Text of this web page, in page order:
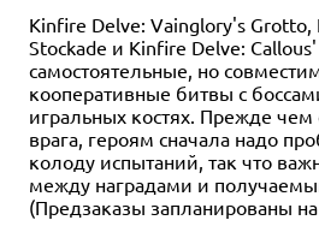
Kinfire Delve: Vainglory's Grotto,
Stockade и Kinfire Delve: Callous'
самостоятельные, но
кооперативные битвы с
игральных костях. Прежде чем
врага, героям сначала надо
колоду испытаний, так что
между наградами и
(Предзаказы запланированы